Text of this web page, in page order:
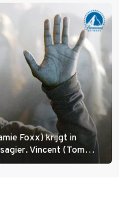
Foxx) krijgt in
Vincent (Tom
te loodsen om een